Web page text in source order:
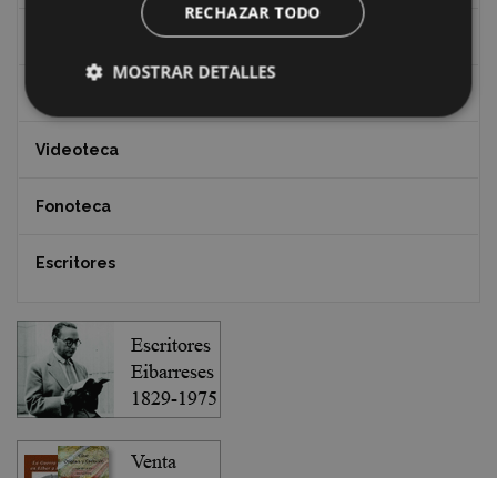
Documentos y artículos
Videoteca
Fonoteca
Escritores
RECHAZAR TODO
MOSTRAR DETALLES